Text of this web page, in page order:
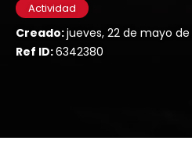
Actividad
Creado:jueves, 22 de mayo de
Ref ID:6342380